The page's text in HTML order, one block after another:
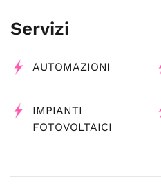
Servizi
AUTOMAZIONI
IMPIANTI
FOTOVOLTAICI